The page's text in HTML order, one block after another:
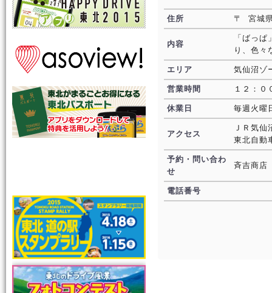
住所 〒 宮城
内容
「ばっ
り、色々
エリア 気仙沼ゾ
営業時間 １２：０
休業日 毎週火曜
アクセス
ＪＲ気
東北自動
予約・問い合わ
せ
斉吉商店
電話番号